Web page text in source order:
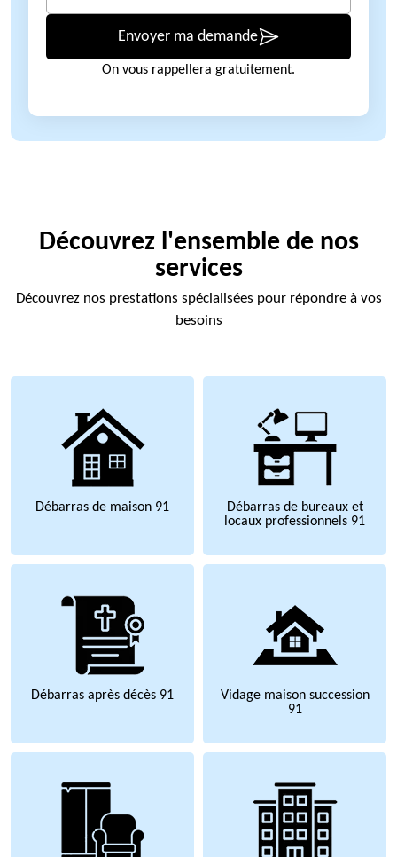
Envoyer ma demande
On vous rappellera gratuitement.
Découvrez l'ensemble de nos
services
Découvrez nos prestations spécialisées pour répondre à vos
besoins
Débarras de maison 91
Débarras de bureaux et
locaux professionnels 91
Débarras après décès 91
Vidage maison succession
91